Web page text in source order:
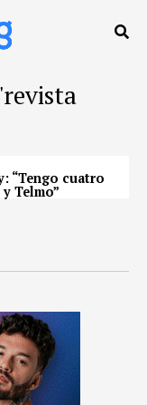
“Tengo cuatro
Telmo”